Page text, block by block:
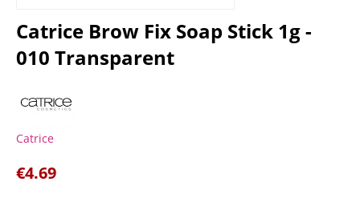
Catrice Brow Fix Soap Stick 1g -
010 Transparent
Catrice
€4.69